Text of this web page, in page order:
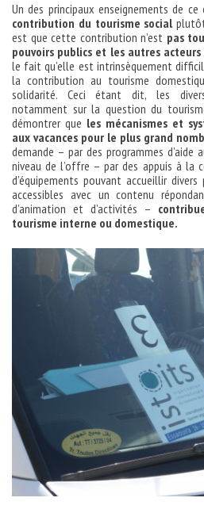
Un des principaux enseignements de
contribution du tourisme socialplutôt
est que cette contribution n’est pas
pouvoirs publics et les autres
le fait qu’elle est intrinsèquement
la contribution au tourisme
solidarité. Ceci étant dit, les
notamment sur la question du
démontrer que les mécanismes et
aux vacances pour le plus grand
demande – par des programmes d’aide
niveau de l’offre – par des appuis à la
d’équipements pouvant accueillir
accessibles avec un contenu
d’animation et d’activités –
tourisme interne ou domestique.